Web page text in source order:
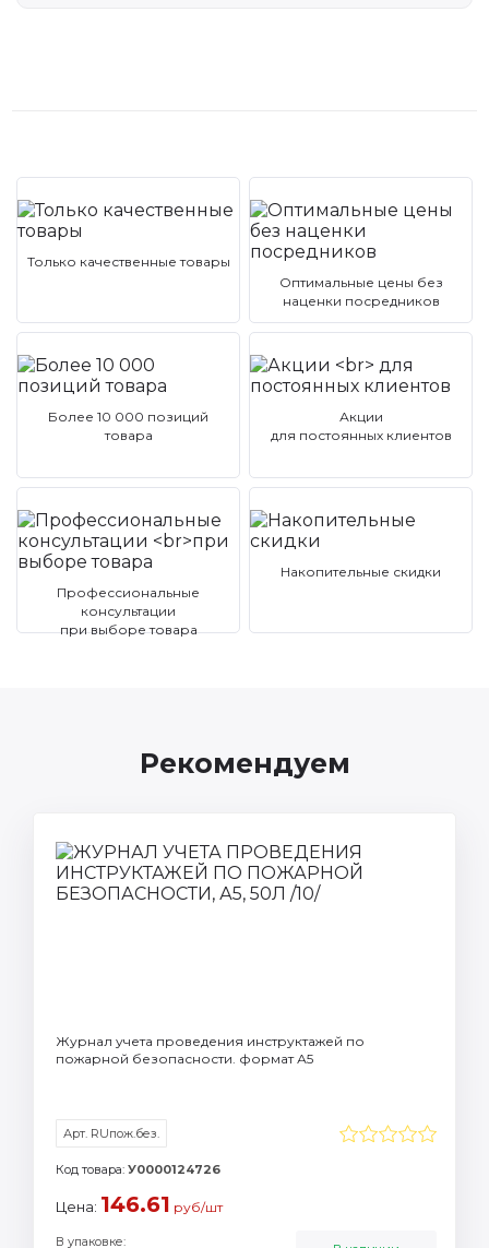
Только качественные товары
Оптимальные цены без
наценки посредников
Более 10 000 позиций
товара
Акции
для постоянных клиентов
Профессиональные
консультации
при выборе товара
Накопительные скидки
Рекомендуем
Журнал учета проведения инструктажей по
пожарной безопасности. формат А5
Арт. RUпож.без.
Код товара: У0000124726
Цена: 146.61 руб/шт
В упаковке: